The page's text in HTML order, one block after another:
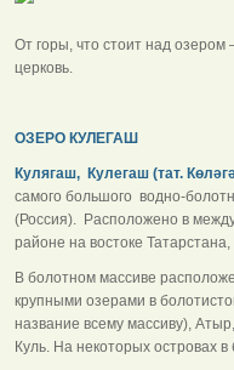
От горы, что стоит над
церковь.
ОЗЕРО КУЛЕГАШ
Кулягаш, Кулегаш (тат.
самого большого водно-
(Россия). Расположено в
районе на востоке
В болотном массиве
крупными озерами в
название всему массиву),
Куль. На некоторых островах